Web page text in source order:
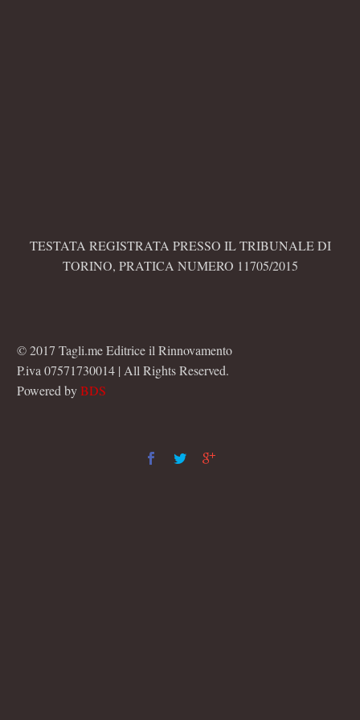
TESTATA REGISTRATA PRESSO IL TRIBUNALE DI
TORINO, PRATICA NUMERO 11705/2015
© 2017 Tagli.me Editrice il Rinnovamento
P.iva 07571730014 | All Rights Reserved.
Powered byBDS